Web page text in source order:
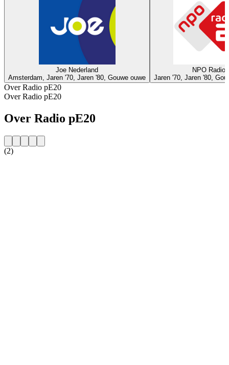
Joe Nederland
Amsterdam, Jaren '70, Jaren '80, Gouwe ouwe
NPO Radio
Jaren '70, Jaren '80,
Over Radio pE20
Over Radio pE20
Over Radio pE20
(2)